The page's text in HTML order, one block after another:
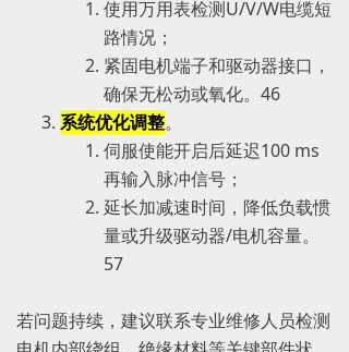
使用万用表检测U/V/W电缆短
路情况；
紧固电机端子和驱动器接口，
确保无松动或氧化。‌‌4‌‌6
系统优化调整。
伺服使能开启后延迟100 ms
再输入脉冲信号；
延长加减速时间，降低负载惯
量或升级驱动器/电机容量。‌‌
5‌‌7
若问题持续，建议联系专业维修人员检测